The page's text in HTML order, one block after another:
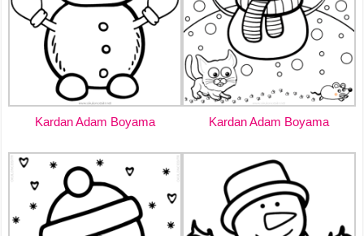
Kardan Adam Boyama Kardan Adam Boyama